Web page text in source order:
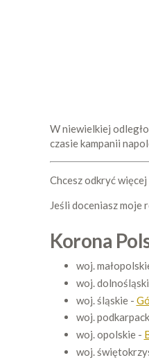
W niewielkiej
czasie kampanii
Chcesz odkryć
Jeśli doceniasz moje
Korona
woj.
woj.
woj. śląskie -
woj.
woj. opolskie -
woj.